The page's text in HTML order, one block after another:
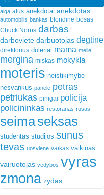
alga alus anekdotai anekdotas
automobilis bankas blondine bosas
Chuck Norris darbas
darboviete darbuotojas degtine
direktorius doleriai mama meile
mergina miskas mokykla
moteris neistikimybe
nesvankus panele petras
petriukas pinigai policija
policininkas restoranas rusas
seimaseksas
studentas studijos sunus
tevas uosviene vaikas vaikinas
vairuotojas vedybos vyras
zmona zydas